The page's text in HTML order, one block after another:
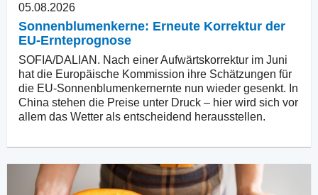
05.08.2026
Sonnenblumenkerne: Erneute Korrektur der
EU-Ernteprognose
SOFIA/DALIAN. Nach einer Aufwärtskorrektur im Juni
hat die Europäische Kommission ihre Schätzungen für
die EU-Sonnenblumenkernernte nun wieder gesenkt. In
China stehen die Preise unter Druck – hier wird sich vor
allem das Wetter als entscheidend herausstellen.